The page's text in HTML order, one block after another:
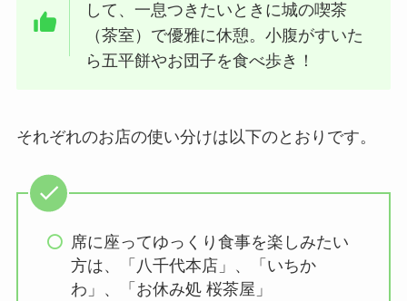
して、一息つきたいときに城の喫茶
（茶室）で優雅に休憩。小腹がすいた
ら五平餅やお団子を食べ歩き！
それぞれのお店の使い分けは以下のとおりです。
席に座ってゆっくり食事を楽しみたい
方は、「八千代本店」、「いちか
わ」、「お休み処 桜茶屋」